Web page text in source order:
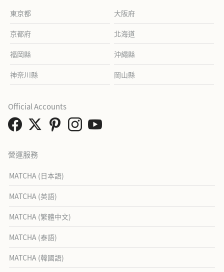
東京都 大阪府
京都府 北海道
福岡縣 沖繩縣
神奈川縣 岡山縣
營運服務
MATCHA (日本語)
MATCHA (英語)
MATCHA (繁體中文)
MATCHA (泰語)
MATCHA (韓國語)
Official Accounts